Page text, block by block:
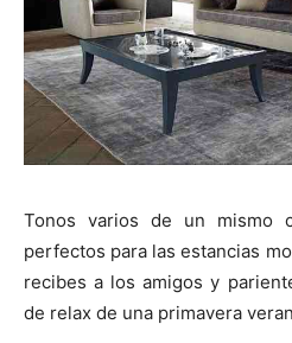
Tonos varios de un mismo
perfectos para las estancias
recibes a los amigos y
de relax de una primavera